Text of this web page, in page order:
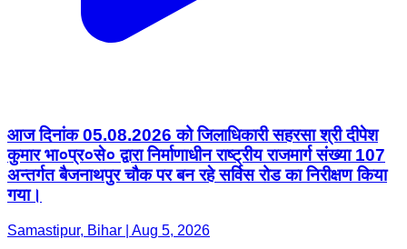
आज दिनांक 05.08.2026 को जिलाधिकारी सहरसा श्री दीपेश
कुमार भा०प्र०से० द्वारा निर्माणाधीन राष्ट्रीय राजमार्ग संख्या 107
अन्तर्गत बैजनाथपुर चौक पर बन रहे सर्विस रोड का निरीक्षण किया
गया।
Samastipur, Bihar | Aug 5, 2026